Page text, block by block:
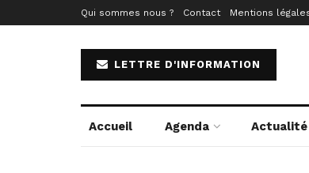
Qui sommes nous ? Contact Mentions
LETTRE D'INFORMATION
Accueil Agenda Actualité